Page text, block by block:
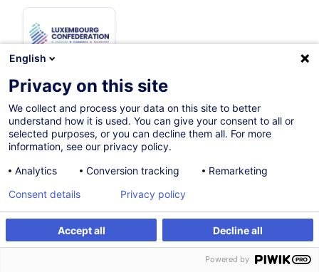
S'inscrire Formation sur mesure
21.10.2026
8h
Cours du jour
French / Français
005695
English
Privacy on this site
We collect and process your data on this site to better
understand how it is used. You can give your consent to all or
selected purposes, or you can decline them all. For more
information, see our privacy policy.
Analytics
Conversion tracking Remarketing
Accept all Decline all
Consent details Privacy policy
Powered by